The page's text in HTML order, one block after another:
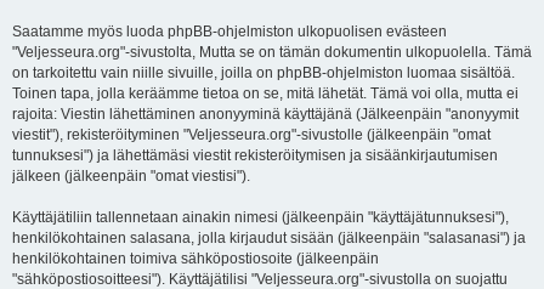
Saatamme myös luoda phpBB-ohjelmiston ulkopuolisen evästeen
"Veljesseura.org"-sivustolta, Mutta se on tämän dokumentin ulkopuolella. Tämä
on tarkoitettu vain niille sivuille, joilla on phpBB-ohjelmiston luomaa sisältöä.
Toinen tapa, jolla keräämme tietoa on se, mitä lähetät. Tämä voi olla, mutta ei
rajoita: Viestin lähettäminen anonyyminä käyttäjänä (Jälkeenpäin "anonyymit
viestit"), rekisteröityminen "Veljesseura.org"-sivustolle (jälkeenpäin "omat
tunnuksesi") ja lähettämäsi viestit rekisteröitymisen ja sisäänkirjautumisen
jälkeen (jälkeenpäin "omat viestisi").
Käyttäjätiliin tallennetaan ainakin nimesi (jälkeenpäin "käyttäjätunnuksesi"),
henkilökohtainen salasana, jolla kirjaudut sisään (jälkeenpäin "salasanasi") ja
henkilökohtainen toimiva sähköpostiosoite (jälkeenpäin
"sähköpostiosoitteesi"). Käyttäjätilisi "Veljesseura.org"-sivustolla on suojattu